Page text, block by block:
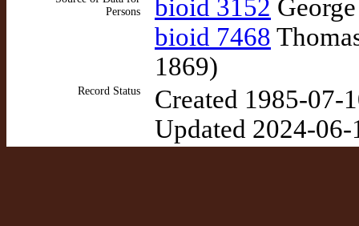
Persons
bioid 3152
bioid 7468
1869)
Record Status
Created 1985-07-
Updated 2024-06-